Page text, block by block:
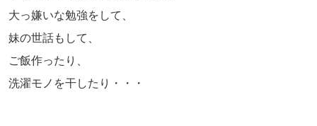
大っ嫌いな勉強をして、
妹の世話もして、
ご飯作ったり、
洗濯モノを干したり・・・